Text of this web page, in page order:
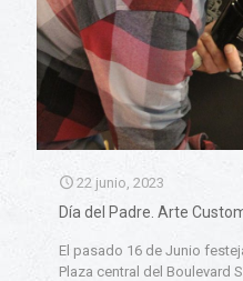
22 junio, 2023
Día del Padre. Arte
El pasado 16 de Junio
Plaza central del Boulevard